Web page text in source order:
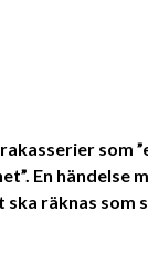
som
En händelse
räknas som